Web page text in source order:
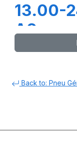
13.00-
A2
Back to: Pneu